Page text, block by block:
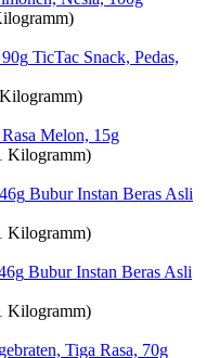
TicTac Snack, Pedas,
Melon, 15g
Kilogramm)
Bubur Instan Beras Asli
Kilogramm)
Bubur Instan Beras Asli
Kilogramm)